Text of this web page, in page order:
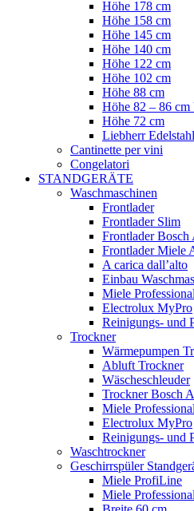
Höhe 178 cm
Höhe 158 cm
Höhe 145 cm
Höhe 140 cm
Höhe 122 cm
Höhe 102 cm
Höhe 88 cm
Höhe 82 – 86 cm
Höhe 72 cm
Liebherr
Cantinette per vini
Congelatori
STANDGERÄTE
Waschmaschinen
Frontlader
Frontlader Slim
Frontlader Bosch
Frontlader Miele
A carica dall’alto
Einbau
Miele Professional
Electrolux MyPro
Reinigungs- und
Trockner
Wärmepumpen
Abluft Trockner
Wäscheschleuder
Trockner Bosch
Miele Professional
Electrolux MyPro
Reinigungs- und
Waschtrockner
Geschirrspüler
Miele ProfiLine
Miele Professional